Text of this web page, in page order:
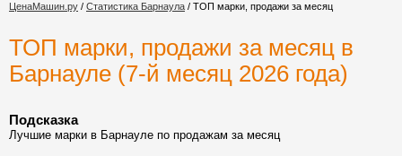
ЦенаМашин.ру / Статистика Барнаула / ТОП марки, продажи за месяц
ТОП марки, продажи за месяц в
Барнауле (7-й месяц 2026 года)
Подсказка
Лучшие марки в Барнауле по продажам за месяц